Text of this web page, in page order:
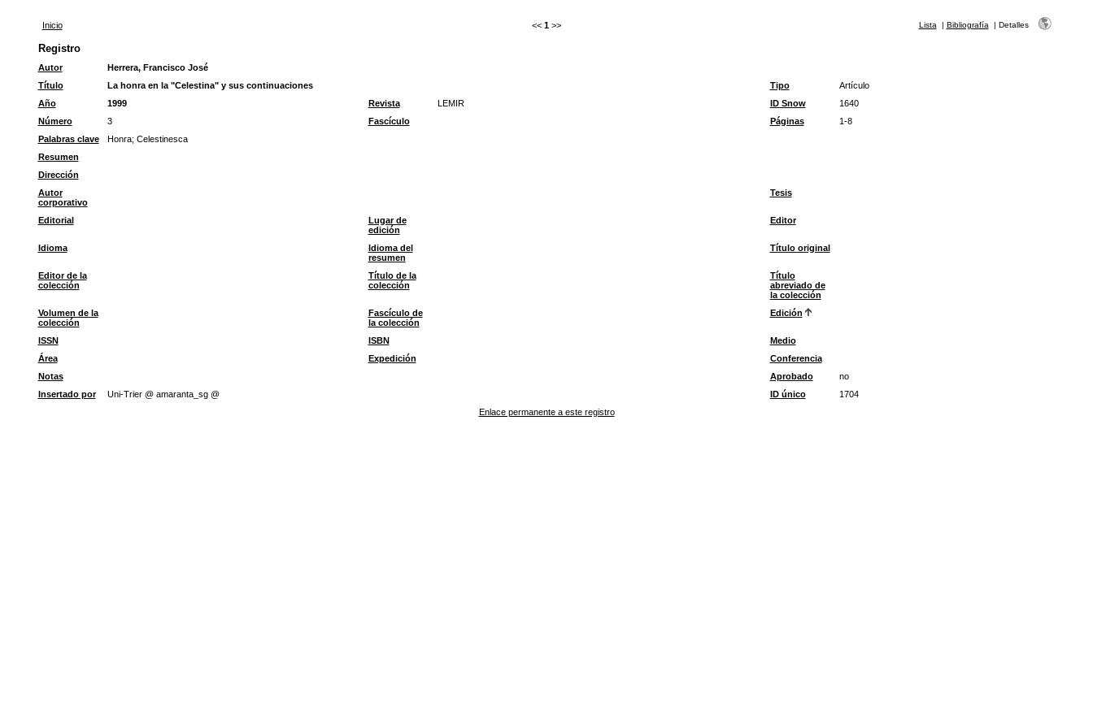
Inicio << 1 >> Lista | Bibliografía | Detalles
Registro
Autor
Herrera, Francisco José
Título
La honra en la "Celestina" y sus continuaciones Tipo
Artículo
Año
1999 Revista LEMIR ID Snow
1640
Número
3 Fascículo Páginas
1-8
Palabras clave
Honra; Celestinesca
Resumen
Dirección
Autor
corporativo
Tesis
Editorial
Lugar de
edición
Editor
Idioma
Idioma del
resumen
Título original
Editor de la
colección
Título de la
colección
Título
abreviado de
la colección
Volumen de la
colección
Fascículo de
la colección
Edición
ISSN ISBN
Medio
Área
Expedición
Conferencia
Notas
Aprobado
no
Insertado por
Uni-Trier @ amaranta_sg @ ID único
1704
Enlace permanente a este registro